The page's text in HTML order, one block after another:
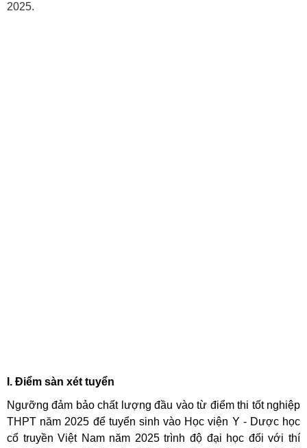
2025.
I. Điểm sàn xét tuyển
Ngưỡng đảm bảo chất lượng đầu vào từ điểm thi tốt nghiệp
THPT năm 2025 để tuyển sinh vào Học viện Y - Dược học
cổ truyền Việt Nam năm 2025 trình độ đại học đối với thí